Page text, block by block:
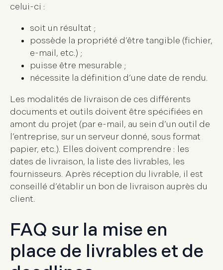
celui-ci :
soit un résultat ;
possède la propriété d’être tangible (fichier,
e-mail, etc.) ;
puisse être mesurable ;
nécessite la définition d’une date de rendu.
Les modalités de livraison de ces différents
documents et outils doivent être spécifiées en
amont du projet (par e-mail, au sein d’un outil de
l’entreprise, sur un serveur donné, sous format
papier, etc.). Elles doivent comprendre : les
dates de livraison, la liste des livrables, les
fournisseurs. Après réception du livrable, il est
conseillé d’établir un bon de livraison auprès du
client.
FAQ sur la mise en
place de livrables et de